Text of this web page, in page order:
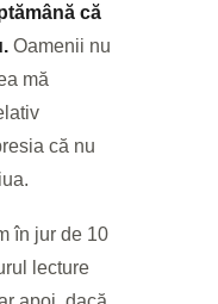
că
Oamenii nu
mă
că nu
în jur de 10
lecture